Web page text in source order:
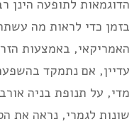
הדוגמאות לתופעה הינן
בזמן כדי לראות מה
האמריקאי, באמצעות
עדיין, אם נתמקד
מדי, על תנופת בניה
שונות לגמרי, נראה את